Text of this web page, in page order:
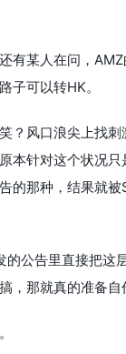
有某人在问，
子可以转HK。
？风口浪尖上找刺
本针对这个状况只
的那种，结果就被
的公告里直接把这
，那就真的准备自